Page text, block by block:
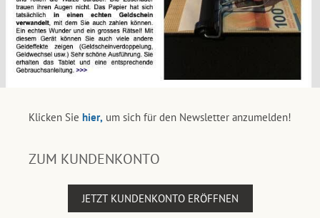
Klicken Sie hier, um sich für den Newsletter anzumelden!
ZUM KUNDENKONTO
JETZT KUNDENKONTO ERÖFFNEN